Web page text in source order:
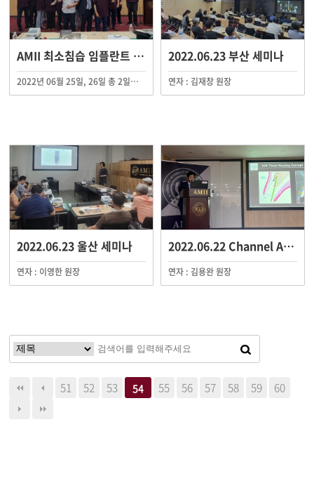
AMII 최소침습 임플란트 제64기 연수 수료
2022년 06월 25일, 26일 총 2일에 걸쳐 AMII 최소침습 임플란트 제64기 연수회가 AMII 경기(수원) 임상교육원 외 지역임상교육원에서 진행되었습니다.
2022.06.23 부산 세미나
연자 : 김재창 원장
2022.06.23 울산 세미나
연자 : 이영한 원장
2022.06.22 Channel AMII Live S…
연자 : 김용완 원장
51 52 53 54 55 56 57 58 59 60